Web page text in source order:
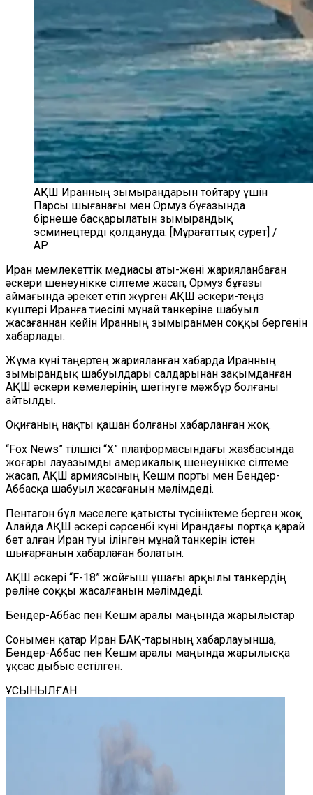
АҚШ Иранның зымырандарын тойтару үшін
Парсы шығанағы мен Ормуз бұғазында
бірнеше басқарылатын зымырандық
эсминецтерді қолдануда. [Мұрағаттық сурет] /
AP
Иран мемлекеттік медиасы аты-жөні жарияланбаған
әскери шенеунікке сілтеме жасап, Ормуз бұғазы
аймағында әрекет етіп жүрген АҚШ әскери-теңіз
күштері Иранға тиесілі мұнай танкеріне шабуыл
жасағаннан кейін Иранның зымыранмен соққы бергенін
хабарлады.
Жұма күні таңертең жарияланған хабарда Иранның
зымырандық шабуылдары салдарынан зақымданған
АҚШ әскери кемелерінің шегінуге мәжбүр болғаны
айтылды.
Оқиғаның нақты қашан болғаны хабарланған жоқ.
“Fox News”тілшісі “X” платформасындағы жазбасында
жоғары лауазымды америкалық шенеунікке сілтеме
жасап, АҚШ армиясының Кешм порты мен Бендер-
Аббасқа шабуыл жасағанын мәлімдеді.
Пентагон бұл мәселеге қатысты түсініктеме берген жоқ.
Алайда АҚШ әскері сәрсенбі күні Ирандағы портқа қарай
бет алған Иран туы ілінген мұнай танкерін істен
шығарғанын хабарлаған болатын.
АҚШ әскері “F-18” жойғыш ұшағы арқылы танкердің
рөліне соққы жасалғанын мәлімдеді.
Бендер-Аббас пен Кешм аралы маңында жарылыстар
Сонымен қатар Иран БАҚ-тарының хабарлауынша,
Бендер-Аббас пен Кешм аралы маңында жарылысқа
ұқсас дыбыс естілген.
ҰСЫНЫЛҒАН